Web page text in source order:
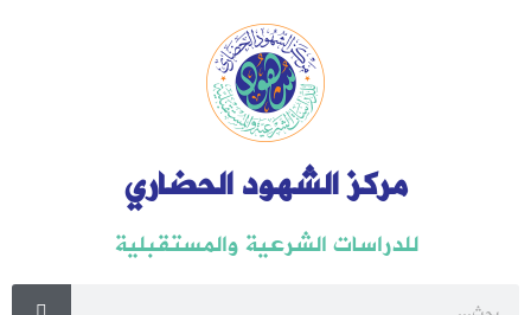
مركز الشهود الحضاري
للدراسات الشرعية والمستقبلية